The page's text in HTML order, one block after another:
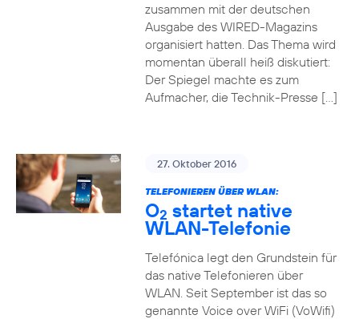
zusammen mit der deutschen
Ausgabe des WIRED-Magazins
organisiert hatten. Das Thema wird
momentan überall heiß diskutiert:
Der Spiegel machte es zum
Aufmacher, die Technik-Presse […]
27. Oktober 2016
TELEFONIEREN ÜBER WLAN:
O2 startet native
WLAN-Telefonie
Telefónica legt den Grundstein für
das native Telefonieren über
WLAN. Seit September ist das so
genannte Voice over WiFi (VoWifi)